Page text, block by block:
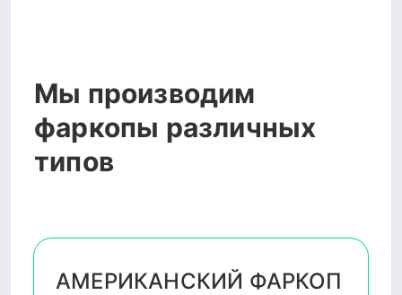
Мы производим
фаркопы различных
типов
АМЕРИКАНСКИЙ ФАРКОП